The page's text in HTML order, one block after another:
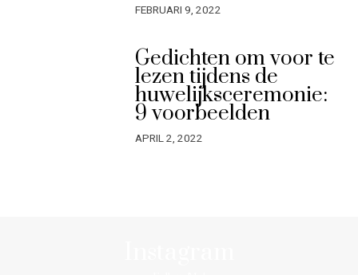
FEBRUARI 9, 2022
Gedichten om voor te
lezen tijdens de
huwelijksceremonie:
9 voorbeelden
APRIL 2, 2022